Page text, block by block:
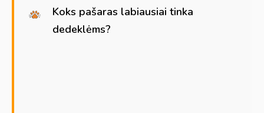
Koks pašaras labiausiai tinka
dedeklėms?